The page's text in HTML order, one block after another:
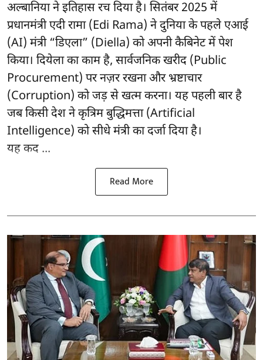
अल्बानिया ने इतिहास रच दिया है। सितंबर 2025 में
प्रधानमंत्री एदी रामा (Edi Rama) ने दुनिया के पहले एआई
(AI) मंत्री “डिएला” (Diella) को अपनी कैबिनेट में पेश
किया। दियेला का काम है, सार्वजनिक खरीद (Public
Procurement) पर नज़र रखना और भ्रष्टाचार
(Corruption) को जड़ से खत्म करना। यह पहली बार है
जब किसी देश ने कृत्रिम बुद्धिमत्ता (Artificial
Intelligence) को सीधे मंत्री का दर्जा दिया है।
यह कद ...
Read More